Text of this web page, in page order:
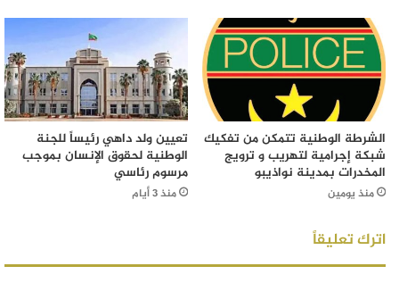
الشرطة الوطنية تتمكن من تفكيك
شبكة إجرامية لتهريب و ترويج
المخدرات بمدينة نواذيبو
منذ يومين
تعيين ولد داهي رئيساً للجنة
الوطنية لحقوق الإنسان بموجب
مرسوم رئاسي
منذ 3 أيام
اترك تعليقاً